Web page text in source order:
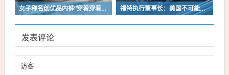
女子称名创优品内裤“穿着穿着掉了”让其颜面尽失 品牌方客服回应：已启动紧急调查 福特执行董事长：美国不可能永远把中国车企挡在门外 进来也有信心击败
发表评论